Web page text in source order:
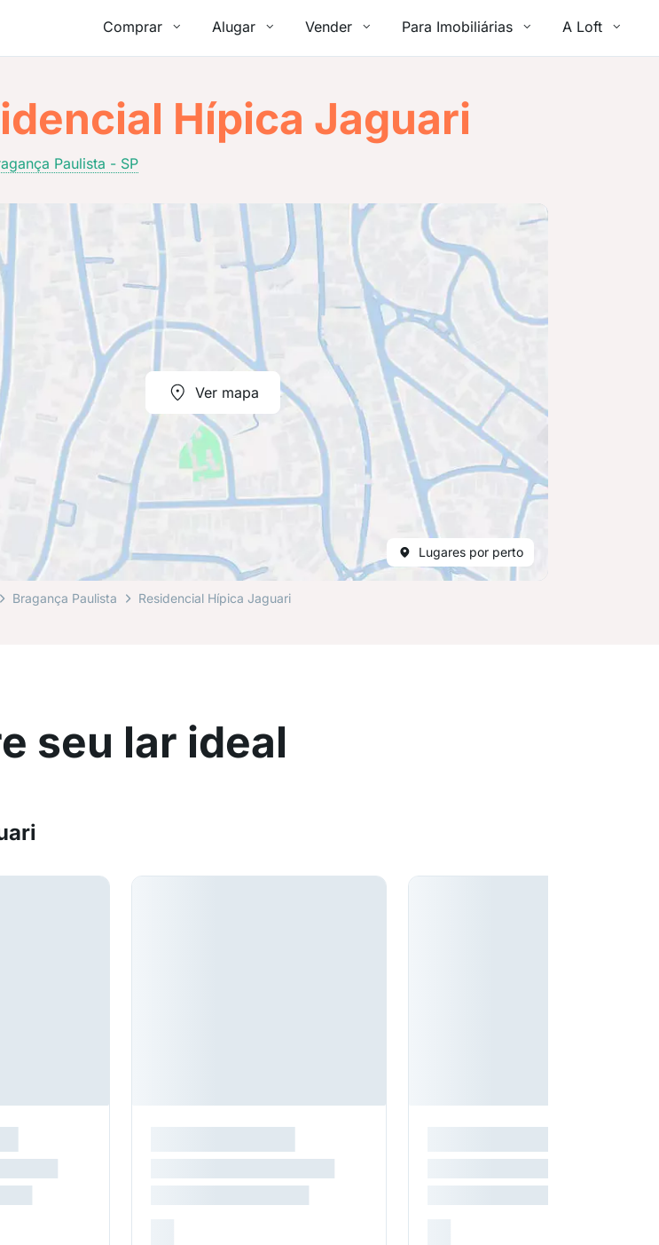
Comprar Alugar Vender Para Imobiliárias A Loft
Hípica Jaguari
Paulista - SP
Ver mapa
Lugares por perto
Bragança Paulista Residencial Hípica Jaguari
seu lar ideal